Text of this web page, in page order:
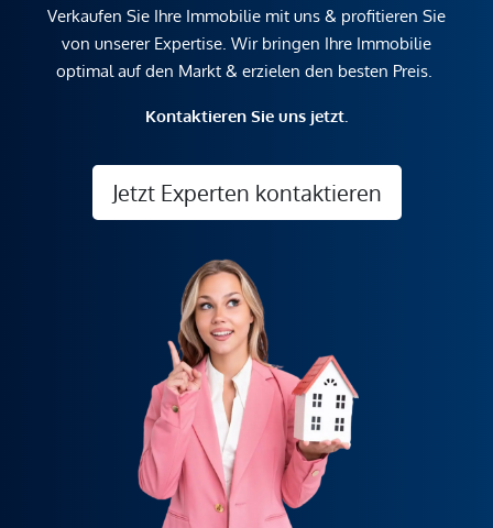
Verkaufen Sie Ihre Immobilie mit uns & profitieren Sie
von unserer Expertise. Wir bringen Ihre Immobilie
optimal auf den Markt & erzielen den besten Preis.
Kontaktieren Sie uns jetzt.
Jetzt Experten kontaktieren